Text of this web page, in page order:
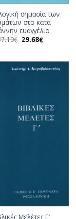
σημασία των
στο κατά
ευαγγέλιο
€ Original
29.68€Η
29.68€.
Μελέτες Γ’